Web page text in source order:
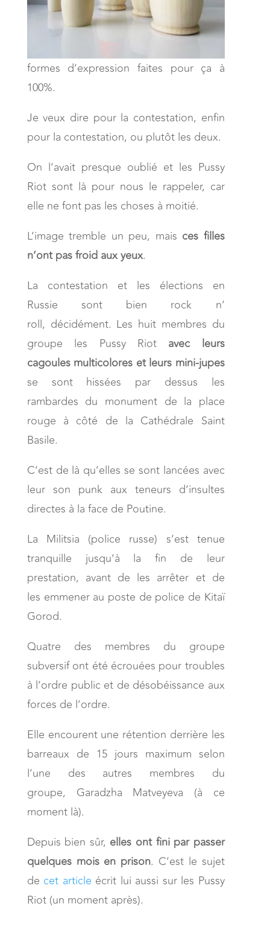
formes d’expression faites pour ça à
100%.
Je veux dire pour la contestation, enfin
pour la contestation, ou plutôt les deux.
On l’avait presque oublié et les Pussy
Riot sont là pour nous le rappeler, car
elle ne font pas les choses à moitié.
L’image tremble un peu, mais ces filles
n’ont pas froid aux yeux.
La contestation et les élections en
Russie sont bien rock n’
roll, décidément. Les huit membres du
groupe les Pussy Riot avec leurs
cagoules multicolores et leurs mini-jupes
se sont hissées par dessus les
rambardes du monument de la place
rouge à côté de la Cathédrale Saint
Basile.
C’est de là qu’elles se sont lancées avec
leur son punk aux teneurs d’insultes
directes à la face de Poutine.
La Militsia (police russe) s’est tenue
tranquille jusqu’à la fin de leur
prestation, avant de les arrêter et de
les emmener au poste de police de Kitaï
Gorod.
Quatre des membres du groupe
subversif ont été écrouées pour troubles
à l’ordre public et de désobéissance aux
forces de l’ordre.
Elle encourent une rétention derrière les
barreaux de 15 jours maximum selon
l’une des autres membres du
groupe, Garadzha Matveyeva (à ce
moment là).
Depuis bien sûr, elles ont fini par passer
quelques mois en prison. C’est le sujet
de cet article écrit lui aussi sur les Pussy
Riot (un moment après).